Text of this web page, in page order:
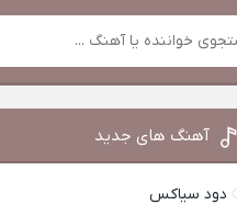
آهنگ های جدید
دود سیاکس